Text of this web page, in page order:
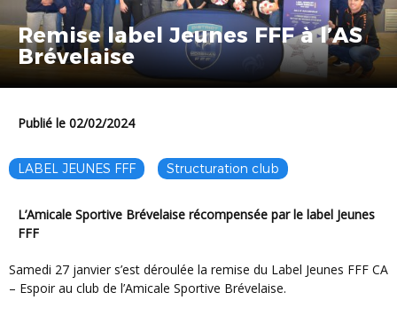
Remise label Jeunes FFF à l’AS
Brévelaise
Publié le 02/02/2024
LABEL JEUNES FFF Structuration club
L’Amicale Sportive Brévelaise récompensée par le label Jeunes
FFF
Samedi 27 janvier s’est déroulée la remise du Label Jeunes FFF CA
– Espoir au club de l’Amicale Sportive Brévelaise.